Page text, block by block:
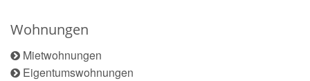
Wohnungen
Mietwohnungen
Eigentumswohnungen